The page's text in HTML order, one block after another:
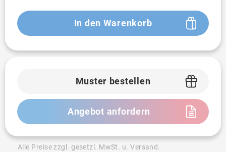
In den Warenkorb
Muster bestellen
Angebot anfordern
Alle Preise zzgl. gesetzl. MwSt. u. Versand.